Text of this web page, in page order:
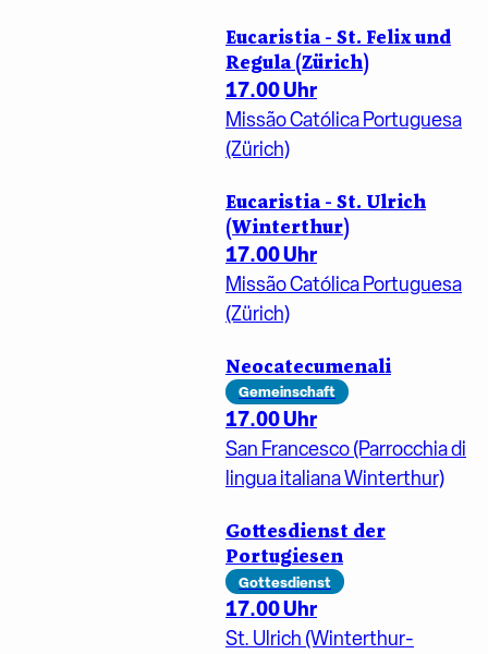
Eucaristia - St. Felix und
Regula (Zürich)
17.00 Uhr
Missão Católica Portuguesa
(Zürich)
Eucaristia - St. Ulrich
(Winterthur)
17.00 Uhr
Missão Católica Portuguesa
(Zürich)
Neocatecumenali
Gemeinschaft
17.00 Uhr
San Francesco (Parrocchia di
lingua italiana Winterthur)
Gottesdienst der
Portugiesen
Gottesdienst
17.00 Uhr
St. Ulrich (Winterthur-